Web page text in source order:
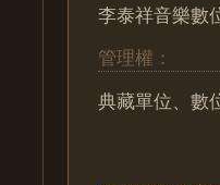
李泰祥音樂數
管理權：
典藏單位、數